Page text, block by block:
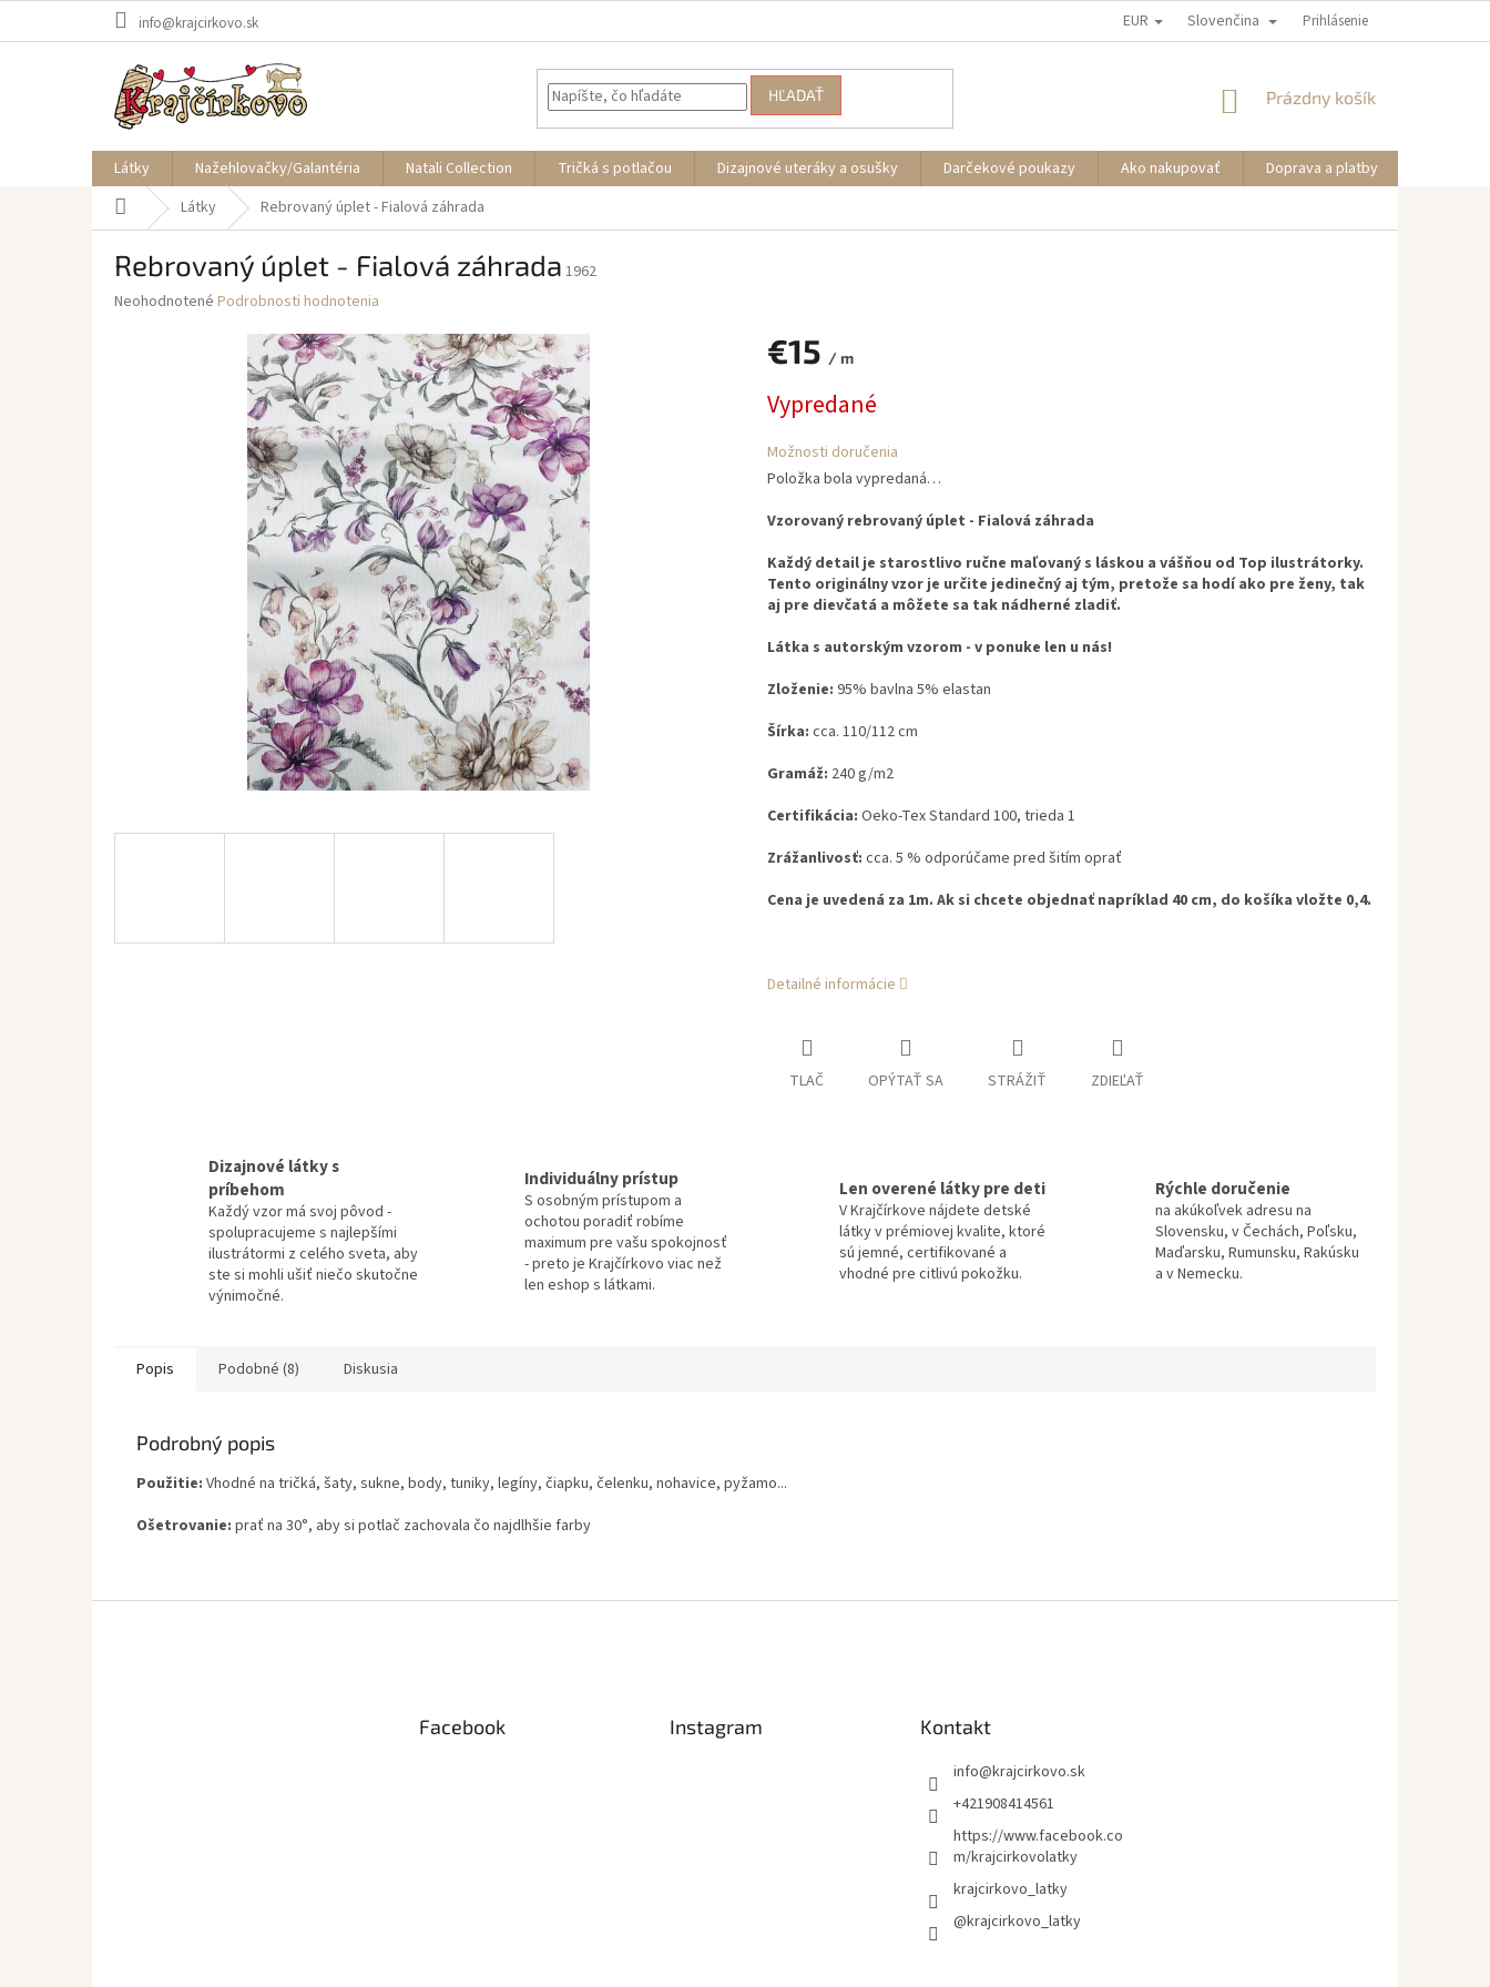
info@krajcirkovo.sk EUR Slovenčina Prihlásenie
HĽADAŤ
NÁKUPNÝ
Prázdny košík
Látky Nažehlovačky/Galantéria Natali Collection Tričká s potlačou Dizajnové uteráky a osušky Darčekové poukazy Ako nakupovať Doprava a platby
DomovLátky Rebrovaný úplet - Fialová záhrada
Rebrovaný úplet - Fialová záhrada 1962
Priemerné
Neohodnotené Podrobnosti hodnotenia
€15 / m
cena:
Vypredané
Možnosti doručenia
Položka bola vypredaná…
Vzorovaný rebrovaný úplet - Fialová záhrada
Každý detail je starostlivo ručne maľovaný s láskou a vášňou od Top ilustrátorky.
Tento originálny vzor je určite jedinečný aj tým, pretože sa hodí ako pre ženy, tak
aj pre dievčatá a môžete sa tak nádherné zladiť.
Látka s autorským vzorom - v ponuke len u nás!
Zloženie: 95% bavlna 5% elastan
Šírka: cca. 110/112 cm
Gramáž: 240 g/m2
Certifikácia: Oeko-Tex Standard 100, trieda 1
Zrážanlivosť: cca. 5 % odporúčame pred šitím oprať
Cena je uvedená za 1m. Ak si chcete objednať napríklad 40 cm, do košíka vložte 0,4.
Detailné informácie
TLAČ OPÝTAŤ SA STRÁŽIŤ ZDIEĽAŤ
Dizajnové látky s
príbehom
Každý vzor má svoj pôvod -
spolupracujeme s najlepšími
ilustrátormi z celého sveta, aby
ste si mohli ušiť niečo skutočne
výnimočné.
Individuálny prístup
S osobným prístupom a
ochotou poradiť robíme
maximum pre vašu spokojnosť
- preto je Krajčírkovo viac než
len eshop s látkami.
Len overené látky pre deti
V Krajčírkove nájdete detské
látky v prémiovej kvalite, ktoré
sú jemné, certifikované a
vhodné pre citlivú pokožku.
Rýchle doručenie
na akúkoľvek adresu na
Slovensku, v Čechách, Poľsku,
Maďarsku, Rumunsku, Rakúsku
a v Nemecku.
Popis Podobné (8) Diskusia
Podrobný popis
Použitie: Vhodné na tričká, šaty, sukne, body, tuniky, legíny, čiapku, čelenku, nohavice, pyžamo...
Ošetrovanie: prať na 30°, aby si potlač zachovala čo najdlhšie farby
Facebook Instagram Kontakt
info@krajcirkovo.sk
+421908414561
https://www.facebook.co
m/krajcirkovolatky
krajcirkovo_latky
@krajcirkovo_latky